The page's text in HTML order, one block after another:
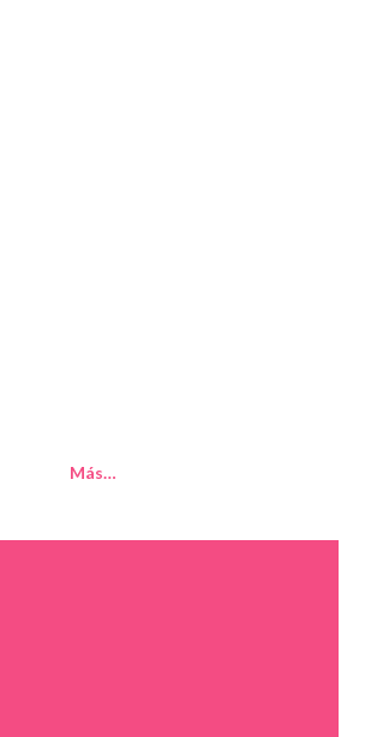
Más…